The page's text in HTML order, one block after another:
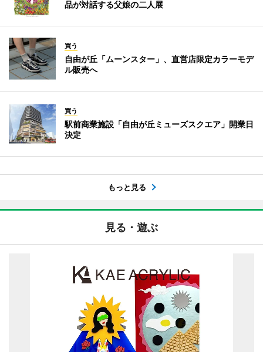
品が対話する父娘の二人展
買う
自由が丘「ムーンスター」、直営店限定カラーモデ
ル販売へ
買う
駅前商業施設「自由が丘ミューズスクエア」開業日
決定
もっと見る
見る・遊ぶ